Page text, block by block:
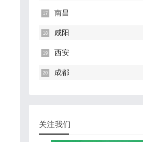
南昌
咸阳
西安
成都
关注我们